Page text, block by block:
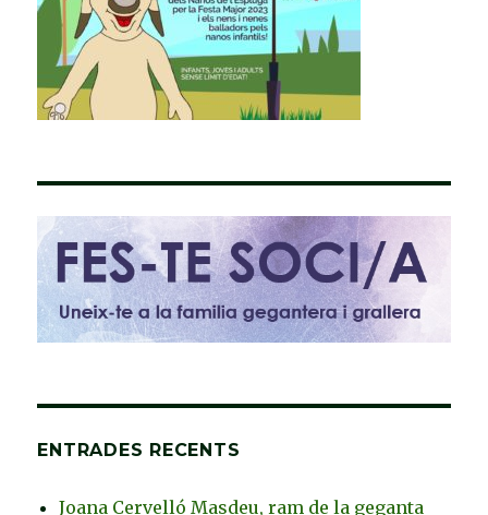
ENTRADES RECENTS
Joana Cervelló Masdeu, ram de la geganta